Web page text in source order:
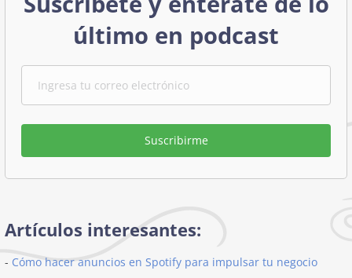
último en podcast
Suscribirme
Artículos interesantes:
- Cómo hacer anuncios en Spotify para impulsar tu negocio